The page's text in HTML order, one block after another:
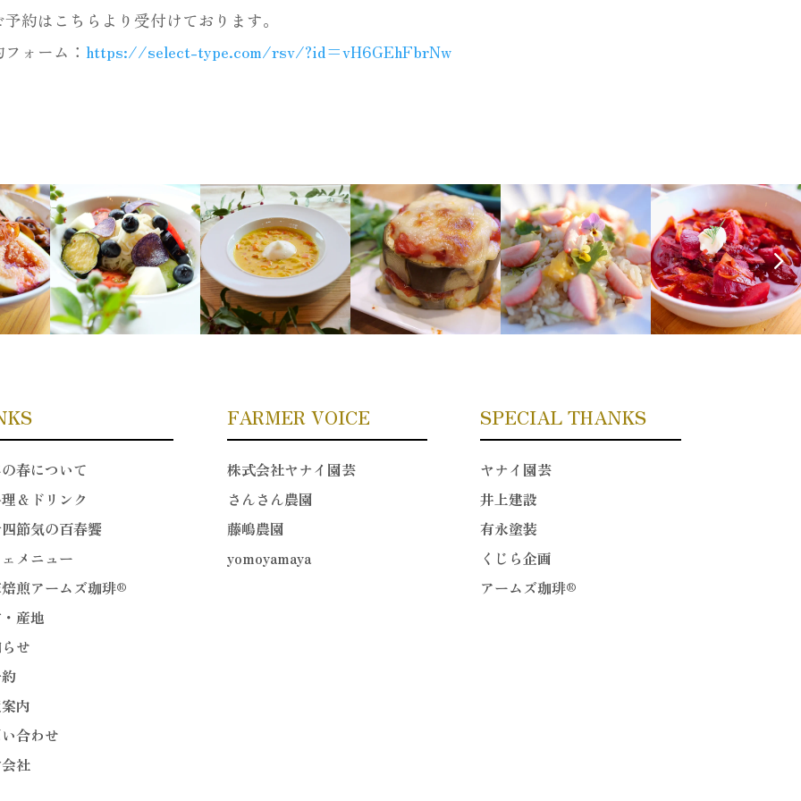
約はこちらより受付けております。
ォーム： https://select-type.com/rsv/?id=vH6GEhFbrNw
春について
＆ドリンク
節気の百春饗
メニュー
煎アームズ珈琲®
産地
せ
内
合わせ
社
FARMER VOICE
株式会社ヤナイ園芸
さんさん農園
藤嶋農園
yomoyamaya
SPECIAL THANKS
ヤナイ園芸
井上建設
有永塗装
くじら企画
アームズ珈琲®